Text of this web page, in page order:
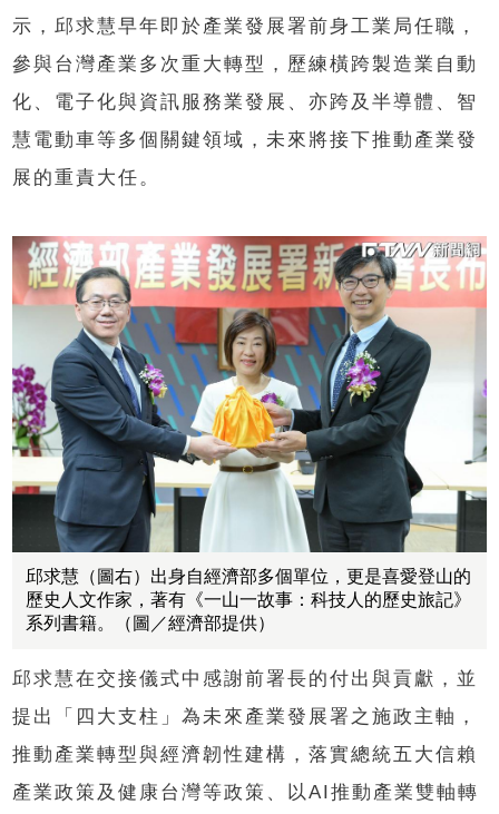
示，邱求慧早年即於產業發展署前身工業局任職，
參與台灣產業多次重大轉型，歷練橫跨製造業自動
化、電子化與資訊服務業發展、亦跨及半導體、智
慧電動車等多個關鍵領域，未來將接下推動產業發
展的重責大任。
邱求慧（圖右）出身自經濟部多個單位，更是喜愛登山的
歷史人文作家，著有《一山一故事：科技人的歷史旅記》
系列書籍。（圖／經濟部提供）
邱求慧在交接儀式中感謝前署長的付出與貢獻，並
提出「四大支柱」為未來產業發展署之施政主軸，
推動產業轉型與經濟韌性建構，落實總統五大信賴
產業政策及健康台灣等政策、以AI推動產業雙軸轉